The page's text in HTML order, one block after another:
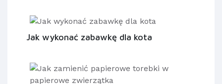
Jak wykonać zabawkę dla kota